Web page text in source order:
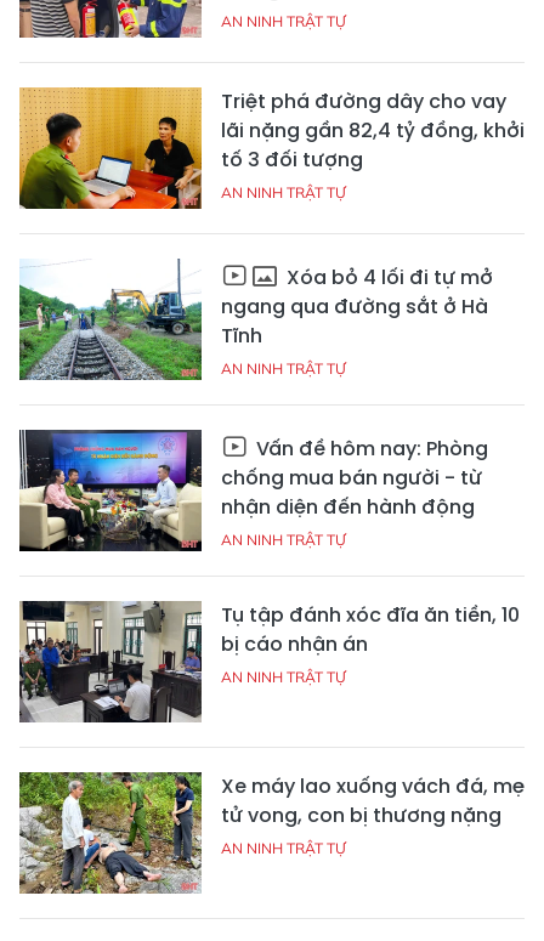
AN NINH TRẬT TỰ
Triệt phá đường dây cho vay
lãi nặng gần 82,4 tỷ đồng, khởi
tố 3 đối tượng
AN NINH TRẬT TỰ
Xóa bỏ 4 lối đi tự mở
ngang qua đường sắt ở Hà
Tĩnh
AN NINH TRẬT TỰ
Vấn đề hôm nay: Phòng
chống mua bán người - từ
nhận diện đến hành động
AN NINH TRẬT TỰ
Tụ tập đánh xóc đĩa ăn tiền, 10
bị cáo nhận án
AN NINH TRẬT TỰ
Xe máy lao xuống vách đá, mẹ
tử vong, con bị thương nặng
AN NINH TRẬT TỰ